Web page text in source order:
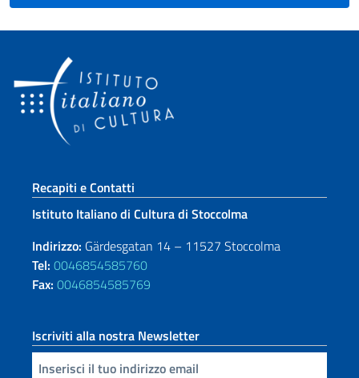
Sezione footer
Recapiti e Contatti
Istituto Italiano di Cultura di Stoccolma
Indirizzo: Gärdesgatan 14 – 11527 Stoccolma
Tel: 0046854585760
Fax: 0046854585769
Iscriviti alla nostra Newsletter
Inserisci la tua email